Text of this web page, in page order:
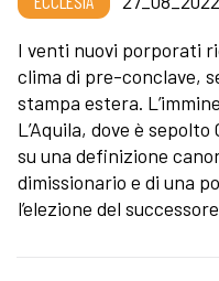
I venti nuovi porporati
clima di pre-conclave,
stampa estera.
L’Aquila, dove è
su una definizione
dimissionario e di una
l’elezione del